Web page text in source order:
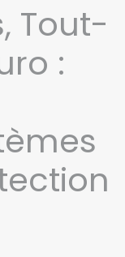
Tout-
: